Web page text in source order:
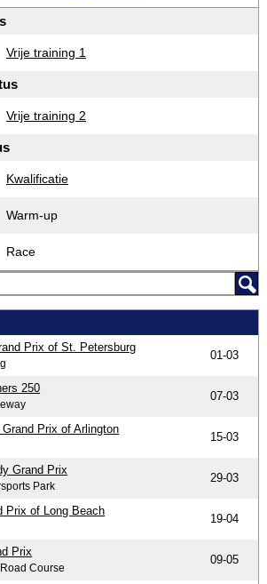
Vrije training 1
Vrije training 2
Kwalificatie
Warm-up
Race
Prix of St. Petersburg
01-03
250
07-03
Prix of Arlington
15-03
Grand Prix
Park
29-03
Prix of Long Beach
19-04
Prix
Course
09-05